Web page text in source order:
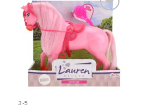
Sačuvaj
proizvod
3-5